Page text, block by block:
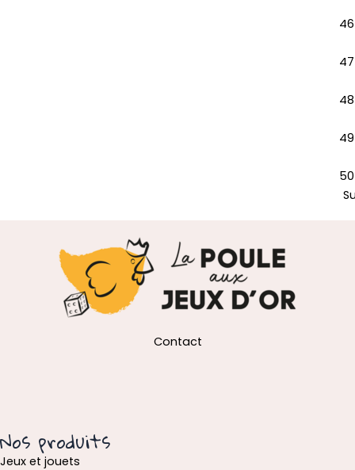
46
47
48
49
50
Contact
Nos produits
Jeux et jouets